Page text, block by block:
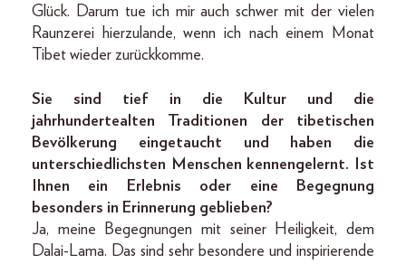
Glück. Darum tue ich mir auch schwer mit der vielen
Raunzerei hierzulande, wenn ich nach einem Monat
Tibet wieder zurückkomme.
Sie sind tief in die Kultur und die
jahrhundertealten Traditionen der tibetischen
Bevölkerung eingetaucht und haben die
unterschiedlichsten Menschen kennengelernt. Ist
Ihnen ein Erlebnis oder eine Begegnung
besonders in Erinnerung geblieben?
Ja, meine Begegnungen mit seiner Heiligkeit, dem
Dalai-Lama. Das sind sehr besondere und inspirierende